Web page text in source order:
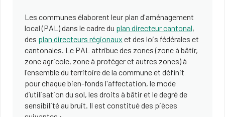
Les communes élaborent leur plan d'aménagement
local (PAL) dans le cadre du plan directeur cantonal,
des plan directeurs régionaux et des lois fédérales et
cantonales. Le PAL attribue des zones (zone à bâtir,
zone agricole, zone à protéger et autres zones) à
l'ensemble du territoire de la commune et définit
pour chaque bien-fonds l'affectation, le mode
d’utilisation du sol, les droits à bâtir et le degré de
sensibilité au bruit. Il est constitué des pièces